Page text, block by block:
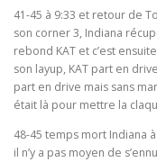
41-45 à 9:33 et retour de
son corner 3, Indiana
rebond KAT et c’est
son layup, KAT part en
part en drive mais sans
était là pour mettre la
48-45 temps mort Indiana
il n’y a pas moyen de